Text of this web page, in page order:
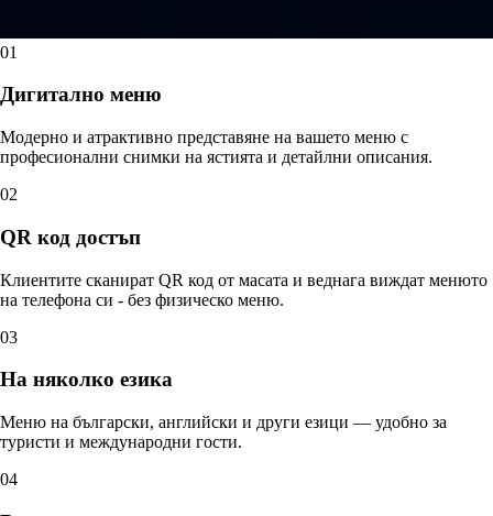
01
Дигитално меню
Модерно и атрактивно представяне на вашето меню с
професионални снимки на ястията и детайлни описания.
02
QR код достъп
Клиентите сканират QR код от масата и веднага виждат менюто
на телефона си - без физическо меню.
03
На няколко езика
Меню на български, английски и други езици — удобно за
туристи и международни гости.
04